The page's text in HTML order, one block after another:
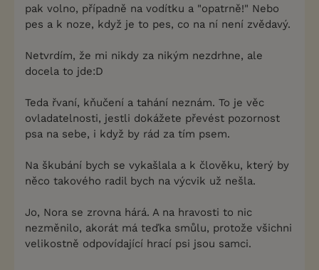
pak volno, případně na vodítku a "opatrně!" Nebo
pes a k noze, když je to pes, co na ní není zvědavý.
Netvrdím, že mi nikdy za nikým nezdrhne, ale
docela to jde:D
Teda řvaní, kňučení a tahání neznám. To je věc
ovladatelnosti, jestli dokážete převést pozornost
psa na sebe, i když by rád za tím psem.
Na škubání bych se vykašlala a k člověku, který by
něco takového radil bych na výcvik už nešla.
Jo, Nora se zrovna hárá. A na hravosti to nic
nezměnilo, akorát má teďka smůlu, protože všichni
velikostně odpovídající hrací psi jsou samci.